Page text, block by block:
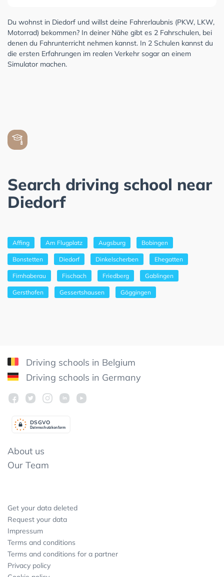
Du wohnst in Diedorf und willst deine Fahrerlaubnis (PKW, LKW,
Motorrad) bekommen? In deiner Nähe gibt es 2 Fahrschulen, bei
denen du Fahrunterricht nehmen kannst. In 2 Schulen kannst du
die ersten Erfahrungen im realen Verkehr sogar an einem
Simulator machen.
Search driving school near
Diedorf
Affing Am Flugplatz Augsburg Bobingen
Bonstetten Diedorf Dinkelscherben Ehegatten
Firnhaberau Fischach Friedberg Gablingen
Gersthofen Gessertshausen Göggingen
Driving schools in Belgium
Driving schools in Germany
Datenschutzkonform
DSGVO
About us
Our Team
Get your data deleted
Request your data
Impressum
Terms and conditions
Terms and conditions for a partner
Privacy policy